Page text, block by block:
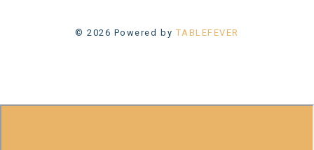
© 2026 Powered by TABLEFEVER